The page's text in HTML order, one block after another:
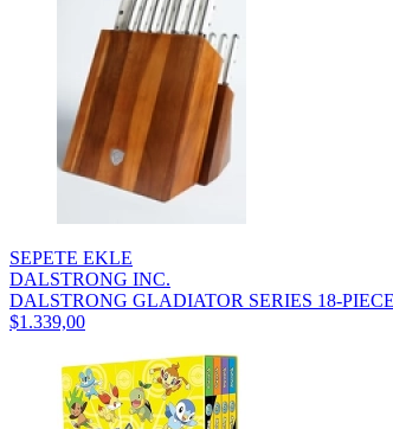
SEPETE EKLE
DALSTRONG INC.
DALSTRONG GLADIATOR SERIES 18-
$1.339,00